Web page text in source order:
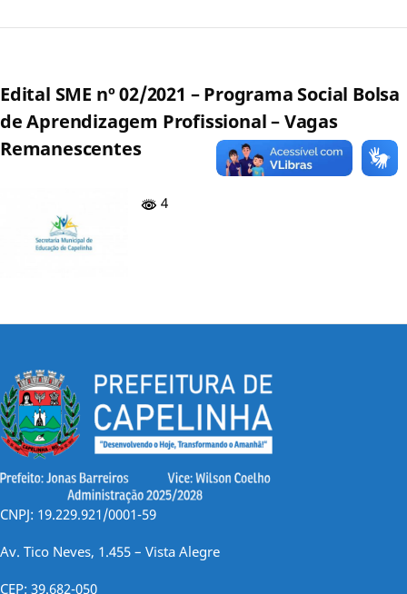
Edital SME nº 02/2021 – Programa Social Bolsa
de Aprendizagem Profissional – Vagas
Remanescentes
4
CNPJ: 19.229.921/0001-59
Av. Tico Neves, 1.455 – Vista Alegre
CEP: 39.682-050